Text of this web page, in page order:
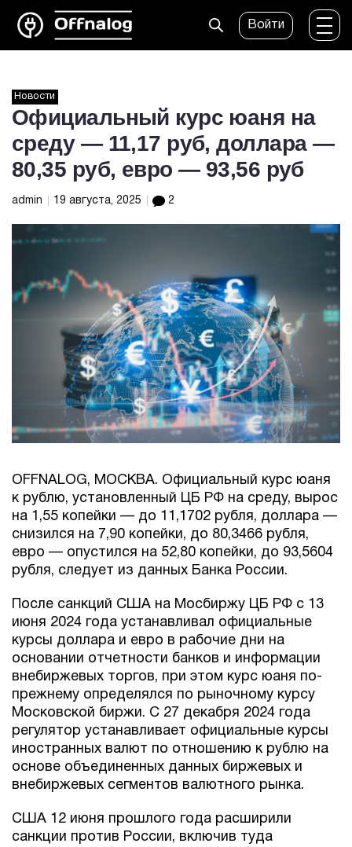
Войти
Новости
Официальный курс юаня на
среду — 11,17 руб, доллара —
80,35 руб, евро — 93,56 руб
admin 19 августа, 2025 2
OFFNALOG, МОСКВА. Официальный курс юаня
к рублю, установленный ЦБ РФ на среду, вырос
на 1,55 копейки — до 11,1702 рубля, доллара —
снизился на 7,90 копейки, до 80,3466 рубля,
евро — опустился на 52,80 копейки, до 93,5604
рубля, следует из данных Банка России.
После санкций США на Мосбиржу ЦБ РФ с 13
июня 2024 года устанавливал официальные
курсы доллара и евро в рабочие дни на
основании отчетности банков и информации
внебиржевых торгов, при этом курс юаня по-
прежнему определялся по рыночному курсу
Московской биржи. С 27 декабря 2024 года
регулятор устанавливает официальные курсы
иностранных валют по отношению к рублю на
основе объединенных данных биржевых и
внебиржевых сегментов валютного рынка.
США 12 июня прошлого года расширили
санкции против России, включив туда